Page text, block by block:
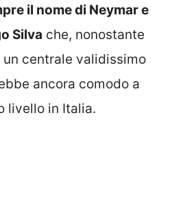
il nome di Neymar e
Silva che, nonostante
un centrale validissimo
ancora comodo a
livello in Italia.